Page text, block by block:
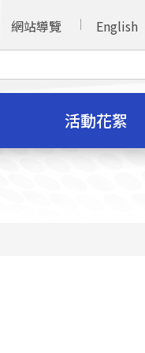
網站導覽 English
活動花絮